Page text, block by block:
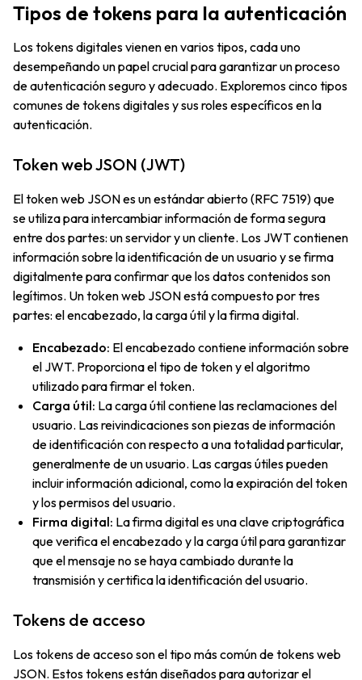
Tipos de tokens para la autenticación
Los tokens digitales vienen en varios tipos, cada uno
desempeñando un papel crucial para garantizar un proceso
de autenticación seguro y adecuado. Exploremos cinco tipos
comunes de tokens digitales y sus roles específicos en la
autenticación.
Token web JSON (JWT)
El token web JSON es un estándar abierto (RFC 7519) que
se utiliza para intercambiar información de forma segura
entre dos partes: un servidor y un cliente. Los JWT contienen
información sobre la identificación de un usuario y se firma
digitalmente para confirmar que los datos contenidos son
legítimos. Un token web JSON está compuesto por tres
partes: el encabezado, la carga útil y la firma digital.
Encabezado: El encabezado contiene información sobre
el JWT. Proporciona el tipo de token y el algoritmo
utilizado para firmar el token.
Carga útil: La carga útil contiene las reclamaciones del
usuario. Las reivindicaciones son piezas de información
de identificación con respecto a una totalidad particular,
generalmente de un usuario. Las cargas útiles pueden
incluir información adicional, como la expiración del token
y los permisos del usuario.
Firma digital: La firma digital es una clave criptográfica
que verifica el encabezado y la carga útil para garantizar
que el mensaje no se haya cambiado durante la
transmisión y certifica la identificación del usuario.
Tokens de acceso
Los tokens de acceso son el tipo más común de tokens web
JSON. Estos tokens están diseñados para autorizar el